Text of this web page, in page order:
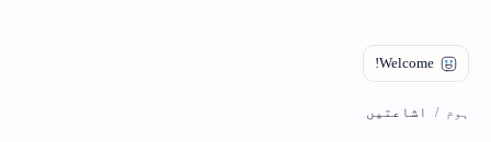
ہوم اشاعتیں